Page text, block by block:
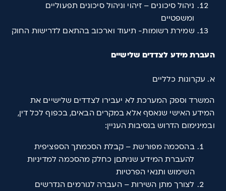
ניהול סיכונים – זיהוי וניהול סיכונים תפעוליים
ומשפטיים
שמירת רשומות- תיעוד וארכוב בהתאם לדרישות החוק
העברת מידע לצדדים שלישיים
א. עקרונות כלליים
המשרד וספק המערכת לא יעבירו לצדדים שלישיים את
המידע האישי שנאסף אלא במקרים הבאים, בכפוף לכל דין,
ובמינימום הדרוש בנסיבות העניין:
בהסכמה מפורשת – קבלת הסכמתך הספציפית
להעברת המידע שניתםן כחלק מהסכמה למדיניות
השימוש ותנאי הפרטיות
לצורך מתן השירות – העברה לגורמים הנדרשים